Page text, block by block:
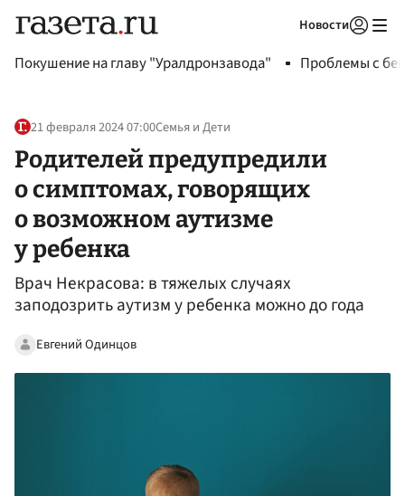
Новости
Покушение на главу "Уралдронзавода" Проблемы с
21 февраля 2024 07:00Семья и Дети
Родителей предупредили
о симптомах, говорящих
о возможном аутизме
у ребенка
Врач Некрасова: в тяжелых случаях
заподозрить аутизм у ребенка можно до года
Евгений Одинцов